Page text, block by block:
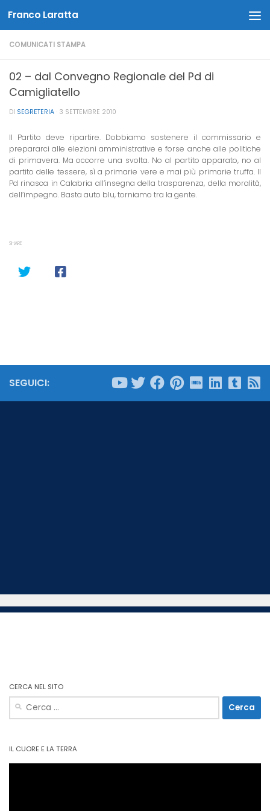
Salta al contenuto
Franco Laratta
COMUNICATI STAMPA
02 – dal Convegno Regionale del Pd di
Camigliatello
DI SEGRETERIA · 3 SETTEMBRE 2010
Il Partito deve ripartire. Dobbiamo sostenere il commissario e
prepararci alle elezioni amministrative e forse anche alle politiche
di primavera. Ma occorre una svolta. No al partito apparato, no al
partito delle tessere, sì a primarie vere e mai più primarie truffa. Il
Pd rinasca in Calabria all’insegna della trasparenza, della moralità,
dell’impegno. Basta auto blu, torniamo tra la gente.
SHARE
SEGUICI:
CERCA NEL SITO
Ricerca
per:
IL CUORE E LA TERRA